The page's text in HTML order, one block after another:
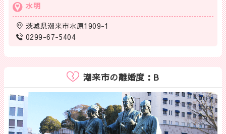
水明
茨城県潮来市水原1909-1
0299-67-5404
潮来市の離婚度：B